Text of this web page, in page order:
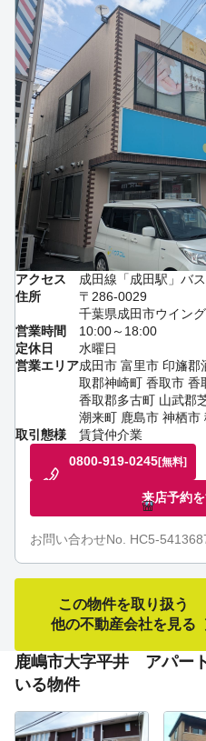
アクセス
成田線「成田駅」バ
住所
〒286-0029
千葉県成田市ウイン
営業時間
10:00～18:00
定休日
水曜日
営業エリア成田市 富里市 印旛郡
取郡神崎町 香取市 香
香取郡多古町 山武郡
潮来町 鹿島市 神栖市
取引態様
賃貸仲介業
0800-919-0245[無料]
来店予約
お問い合わせNo. HC5-
この物件を取り扱う
他の不動産会社を見る
鹿嶋市大字平井 アパー
いる物件